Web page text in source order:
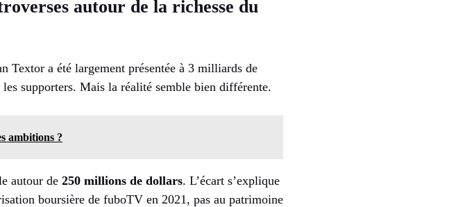
autour de la richesse du
Textor a été largement présentée à 3 milliards de
supporters. Mais la réalité semble bien différente.
ambitions ?
autour de 250 millions de dollars. L’écart s’explique
boursière de fuboTV en 2021, pas au patrimoine